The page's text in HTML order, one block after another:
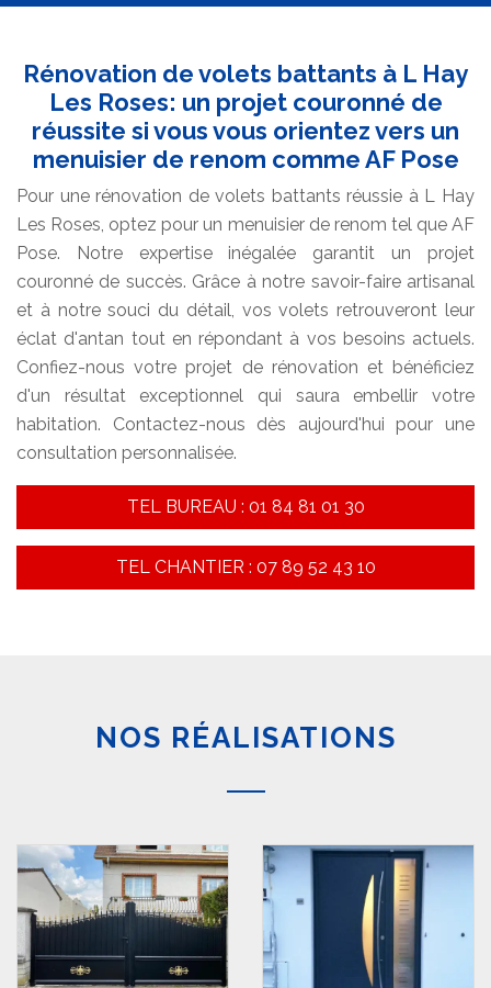
Rénovation de volets battants à L Hay
Les Roses: un projet couronné de
réussite si vous vous orientez vers un
menuisier de renom comme AF Pose
Pour une rénovation de volets battants réussie à L Hay
Les Roses, optez pour un menuisier de renom tel que AF
Pose. Notre expertise inégalée garantit un projet
couronné de succès. Grâce à notre savoir-faire artisanal
et à notre souci du détail, vos volets retrouveront leur
éclat d'antan tout en répondant à vos besoins actuels.
Confiez-nous votre projet de rénovation et bénéficiez
d'un résultat exceptionnel qui saura embellir votre
habitation. Contactez-nous dès aujourd'hui pour une
consultation personnalisée.
TEL BUREAU : 01 84 81 01 30
TEL CHANTIER : 07 89 52 43 10
NOS RÉALISATIONS